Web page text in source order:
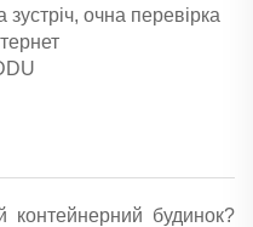
очна перевірка
контейнерний будинок?